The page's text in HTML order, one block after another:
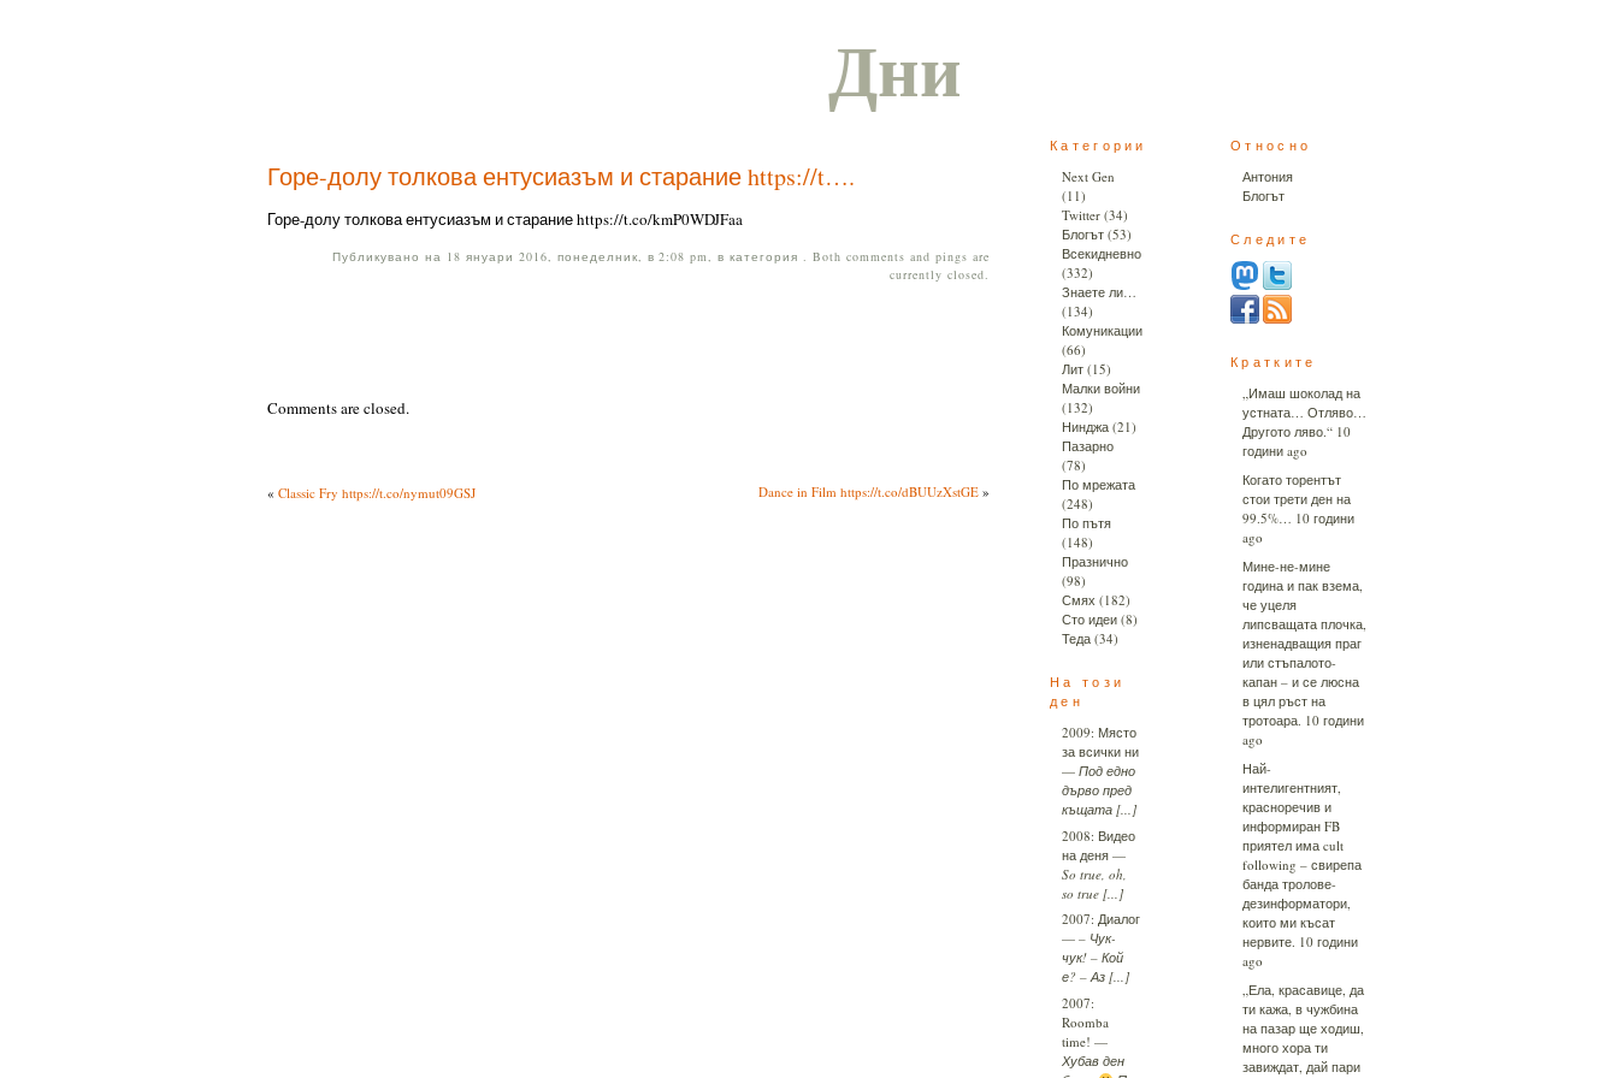
Дни
Горе-долу толкова ентусиазъм и старание https://t….
Горе-долу толкова ентусиазъм и старание https://t.co/kmP0WDJFaa
Публикувано на 18 януари 2016, понеделник, в 2:08 pm, в категория . Both comments and pings are
currently closed.
Comments are closed.
« Classic Fry https://t.co/nymut09GSJ Dance in Film https://t.co/dBUUzXstGE »
Категории
Next Gen
(11)
Twitter (34)
Блогът (53)
Всекидневно
(332)
Знаете ли…
(134)
Комуникации
(66)
Лит (15)
Малки войни
(132)
Нинджа (21)
Пазарно
(78)
По мрежата
(248)
По пътя
(148)
Празнично
(98)
Смях (182)
Сто идеи (8)
Теда (34)
На този
ден
2009: Място
за всички ни
— Под едно
дърво пред
къщата [...]
2008: Видео
на деня —
So true, oh,
so true [...]
2007: Диалог
— – Чук-
чук! – Кой
е? – Аз [...]
2007:
Roomba
time! —
Хубав ден
Относно
Антония
Блогът
Следите
Кратките
„Имаш шоколад на
устната… Отляво…
Другото ляво.“ 10
години ago
Когато торентът
стои трети ден на
99.5%… 10 години
ago
Мине-не-мине
година и пак взема,
че уцеля
липсващата плочка,
изненадващия праг
или стъпалото-
капан – и се люсна
в цял ръст на
тротоара. 10 години
ago
Най-
интелигентният,
красноречив и
информиран FB
приятел има cult
following – свирепа
банда тролове-
дезинформатори,
които ми късат
нервите. 10 години
ago
„Ела, красавице, да
ти кажа, в чужбина
на пазар ще ходиш,
много хора ти
завиждат, дай пари